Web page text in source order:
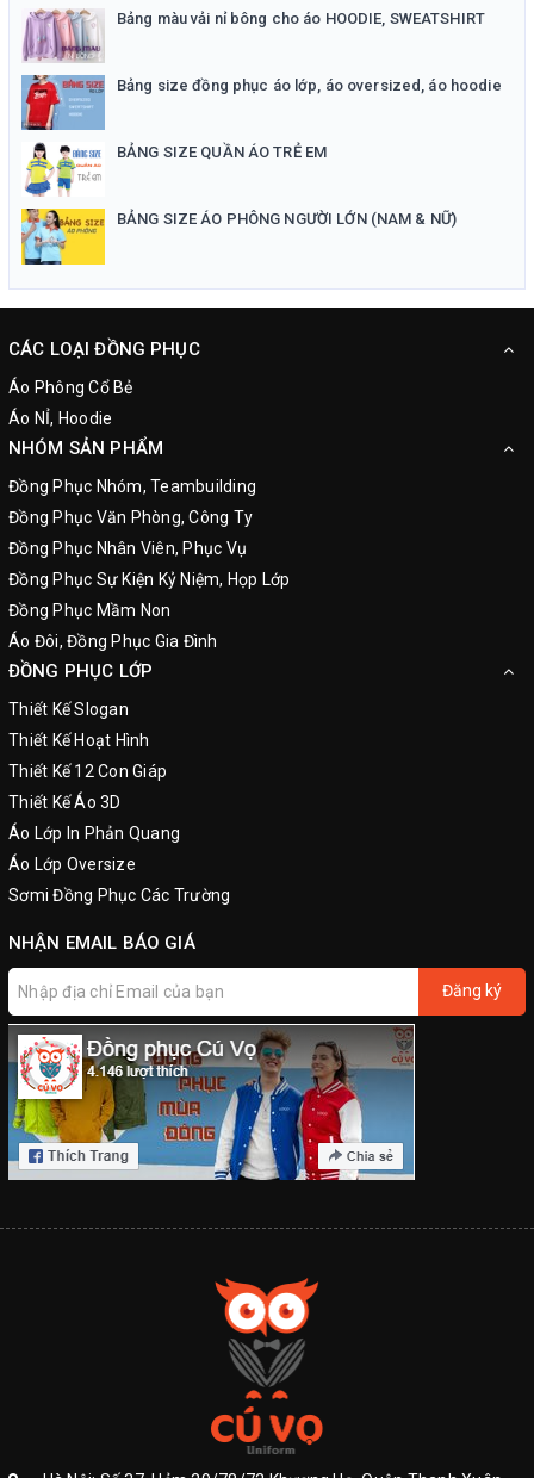
Bảng màu vải nỉ bông cho áo HOODIE, SWEATSHIRT
Bảng size đồng phục áo lớp, áo oversized, áo hoodie
BẢNG SIZE QUẦN ÁO TRẺ EM
BẢNG SIZE ÁO PHÔNG NGƯỜI LỚN (NAM & NỮ)
CÁC LOẠI ĐỒNG PHỤC
Áo Phông Cổ Bẻ
Áo NỈ, Hoodie
NHÓM SẢN PHẨM
Đồng Phục Nhóm, Teambuilding
Đồng Phục Văn Phòng, Công Ty
Đồng Phục Nhân Viên, Phục Vụ
Đồng Phục Sự Kiện Kỷ Niệm, Họp Lớp
Đồng Phục Mầm Non
Áo Đôi, Đồng Phục Gia Đình
ĐỒNG PHỤC LỚP
Thiết Kế Slogan
Thiết Kế Hoạt Hình
Thiết Kế 12 Con Giáp
Thiết Kế Áo 3D
Áo Lớp In Phản Quang
Áo Lớp Oversize
Sơmi Đồng Phục Các Trường
NHẬN EMAIL BÁO GIÁ
Đăng ký